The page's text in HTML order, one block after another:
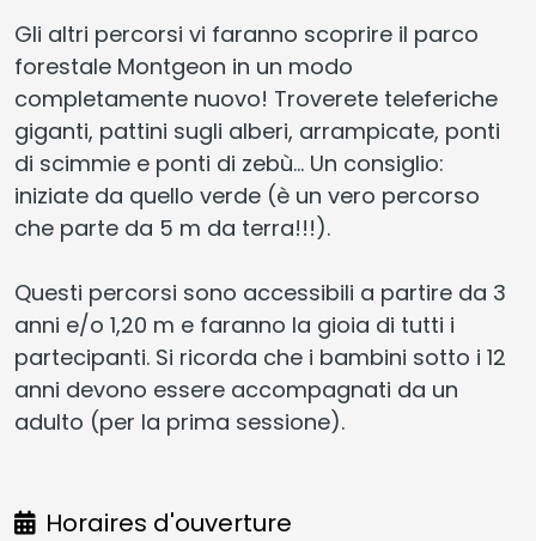
Gli altri percorsi vi faranno scoprire il parco
forestale Montgeon in un modo
completamente nuovo! Troverete teleferiche
giganti, pattini sugli alberi, arrampicate, ponti
di scimmie e ponti di zebù... Un consiglio:
iniziate da quello verde (è un vero percorso
che parte da 5 m da terra!!!).
Questi percorsi sono accessibili a partire da 3
anni e/o 1,20 m e faranno la gioia di tutti i
partecipanti. Si ricorda che i bambini sotto i 12
anni devono essere accompagnati da un
adulto (per la prima sessione).
Horaires d'ouverture